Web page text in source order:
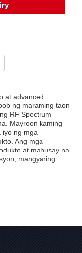
at advanced
ng maraming taon
RF Spectrum
Mayroon kaming
iyo ng mga
Ang mga
at mahusay na
mangyaring